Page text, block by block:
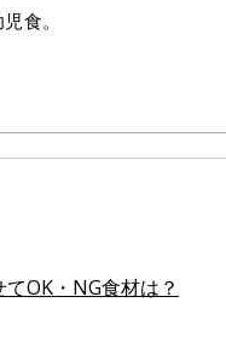
食。
OK・NG食材は？